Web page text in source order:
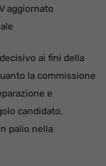
aggiornato
ai fini della
la commissione
e
candidato,
palio nella